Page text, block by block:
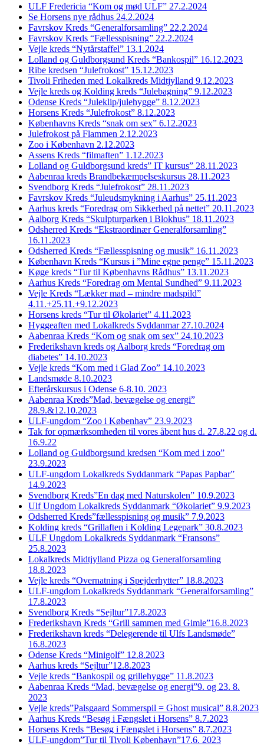
ULF Fredericia “Kom og mød ULF” 27.2.2024
Se Horsens nye rådhus 24.2.2024
Favrskov Kreds “Generalforsamling” 22.2.2024
Favrskov Kreds “Fællesspisning” 22.2.2024
Vejle kreds “Nytårstaffel” 13.1.2024
Lolland og Guldborgsund Kreds “Bankospil” 16.12.2023
Ribe kredsen “Julefrokost” 15.12.2023
Tivoli Friheden med Lokalkreds Midtjylland 9.12.2023
Vejle kreds og Kolding kreds “Julebagning” 9.12.2023
Odense Kreds “Juleklip/julehygge” 8.12.2023
Horsens Kreds “Julefrokost” 8.12.2023
Københavns Kreds “snak om sex” 6.12.2023
Julefrokost på Flammen 2.12.2023
Zoo i København 2.12.2023
Assens Kreds “filmaften” 1.12.2023
Lolland og Guldborgsund kreds” IT kursus” 28.11.2023
Aabenraa kreds Brandbekæmpelseskursus 28.11.2023
Svendborg Kreds “Julefrokost” 28.11.2023
Favrskov Kreds “Juleudsmykning i Aarhus” 25.11.2023
Aarhus kreds “Foredrag om Sikkerhed på nettet” 20.11.2023
Aalborg Kreds “Skulpturparken i Blokhus” 18.11.2023
Odsherred Kreds “Ekstraordinær Generalforsamling”
16.11.2023
Odsherred Kreds “Fællesspisning og musik” 16.11.2023
København Kreds “Kursus i ”Mine egne penge” 15.11.2023
Køge kreds “Tur til Københavns Rådhus” 13.11.2023
Aarhus Kreds “Foredrag om Mental Sundhed” 9.11.2023
Vejle Kreds “Lækker mad – mindre madspild”
4.11.+25.11.+9.12.2023
Horsens kreds “Tur til Økolariet” 4.11.2023
Hyggeaften med Lokalkreds Syddanmar 27.10.2024
Aabenraa Kreds “Kom og snak om sex” 24.10.2023
Frederikshavn kreds og Aalborg kreds “Foredrag om
diabetes” 14.10.2023
Vejle kreds “Kom med i Glad Zoo” 14.10.2023
Landsmøde 8.10.2023
Efterårskursus i Odense 6-8.10. 2023
Aabenraa Kreds”Mad, bevægelse og energi”
28.9.&12.10.2023
ULF-ungdom “Zoo i Københav” 23.9.2023
Tak for opmærksomheden til vores åbent hus d. 27.8.22 og d.
16.9.22
Lolland og Guldborgsund kredsen “Kom med i zoo”
23.9.2023
ULF-ungdom Lokalkreds Syddanmark “Papas Papbar”
14.9.2023
Svendborg Kreds”En dag med Naturskolen” 10.9.2023
Ulf Ungdom Lokalkreds Syddanmark “Økolariet” 9.9.2023
Odsherred Kreds”fællesspisning og musik” 7.9.2023
Kolding kreds “Grillaften i Kolding Legepark” 30.8.2023
ULF Ungdom Lokalkreds Syddanmark “Fransons”
25.8.2023
Lokalkreds Midtjylland Pizza og Generalforsamling
18.8.2023
Vejle kreds “Overnatning i Spejderhytter” 18.8.2023
ULF-ungdom Lokalkreds Syddanmark “Generalforsamling”
17.8.2023
Svendborg Kreds “Sejltur”17.8.2023
Frederikshavn Kreds “Grill sammen med Gimle”16.8.2023
Frederikshavn kreds “Delegerende til Ulfs Landsmøde”
16.8.2023
Odense Kreds “Minigolf” 12.8.2023
Aarhus kreds “Sejltur”12.8.2023
Vejle kreds “Bankospil og grillehygge” 11.8.2023
Aabenraa Kreds “Mad, bevægelse og energi”9. og 23. 8.
2023
Vejle kreds”Palsgaard Sommerspil = Ghost musical” 8.8.2023
Aarhus Kreds “Besøg i Fængslet i Horsens” 8.7.2023
Horsens Kreds “Besøg i Fængslet i Horsens” 8.7.2023
ULF-ungdom”Tur til Tivoli København”17.6. 2023